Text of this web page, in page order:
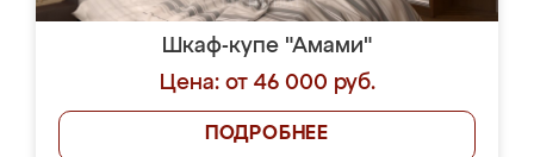
Шкаф-купе "Амами"
Цена: от 46 000 руб.
ПОДРОБНЕЕ